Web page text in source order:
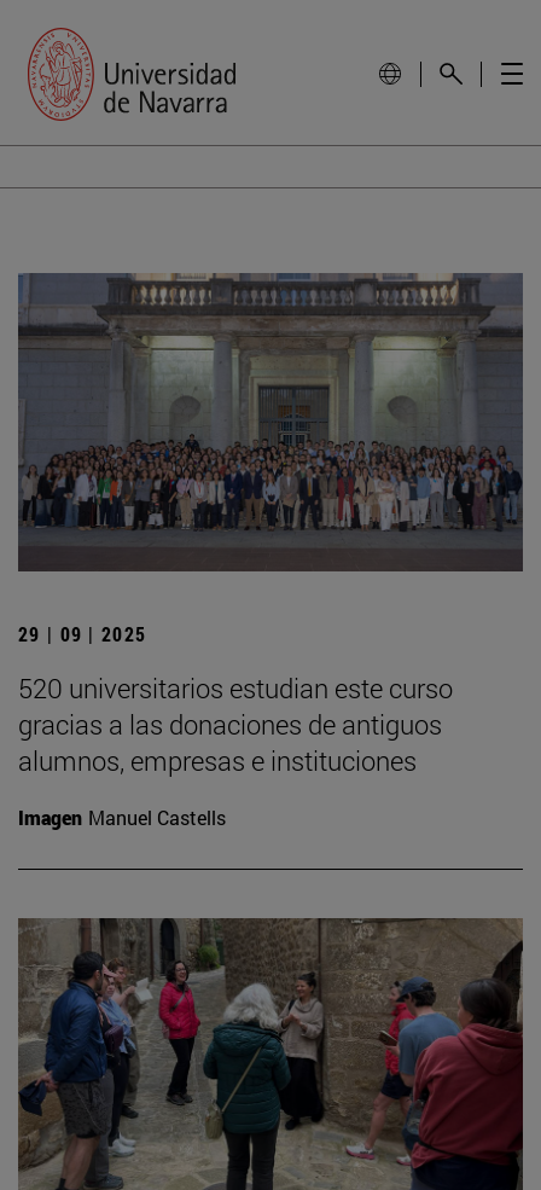
29 | 09 | 2025
520 universitarios estudian este curso
gracias a las donaciones de antiguos
alumnos, empresas e instituciones
Imagen Manuel Castells